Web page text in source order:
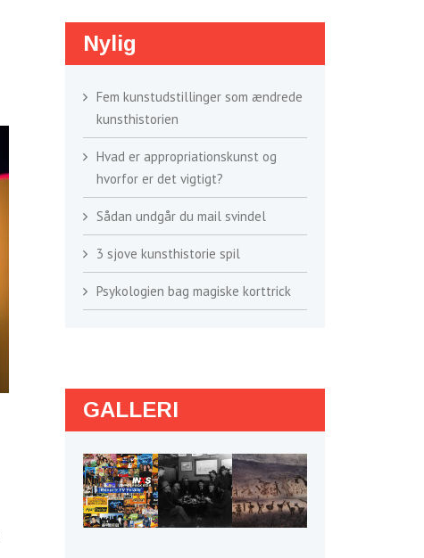
Nylig
Fem kunstudstillinger som ændrede
kunsthistorien
Hvad er appropriationskunst og
hvorfor er det vigtigt?
Sådan undgår du mail svindel
3 sjove kunsthistorie spil
Psykologien bag magiske korttrick
GALLERI